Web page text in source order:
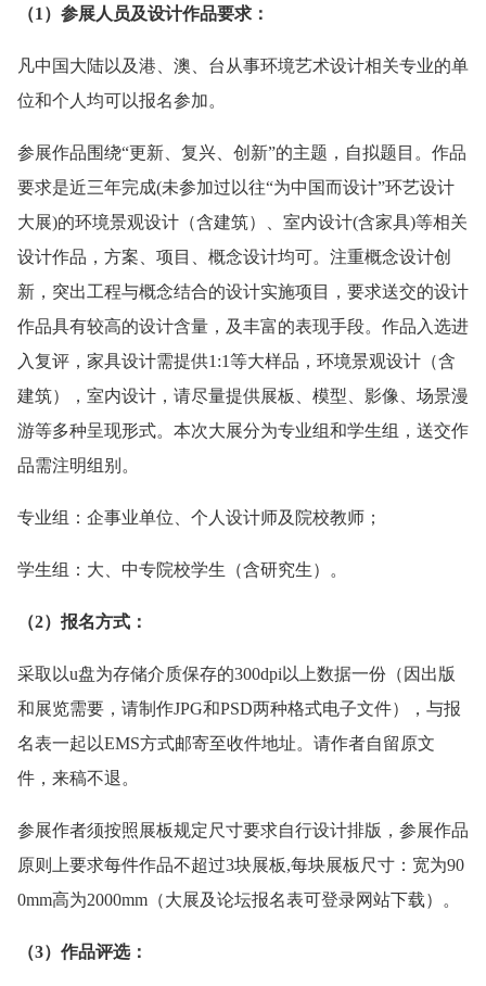
（1）参展人员及设计作品要求：
凡中国大陆以及港、澳、台从事环境艺术设计相关专业的单
位和个人均可以报名参加。
参展作品围绕“更新、复兴、创新”的主题，自拟题目。作品
要求是近三年完成(未参加过以往“为中国而设计”环艺设计
大展)的环境景观设计（含建筑）、室内设计(含家具)等相关
设计作品，方案、项目、概念设计均可。注重概念设计创
新，突出工程与概念结合的设计实施项目，要求送交的设计
作品具有较高的设计含量，及丰富的表现手段。作品入选进
入复评，家具设计需提供1:1等大样品，环境景观设计（含
建筑），室内设计，请尽量提供展板、模型、影像、场景漫
游等多种呈现形式。本次大展分为专业组和学生组，送交作
品需注明组别。
专业组：企事业单位、个人设计师及院校教师；
学生组：大、中专院校学生（含研究生）。
（2）报名方式：
采取以u盘为存储介质保存的300dpi以上数据一份（因出版
和展览需要，请制作JPG和PSD两种格式电子文件），与报
名表一起以EMS方式邮寄至收件地址。请作者自留原文
件，来稿不退。
参展作者须按照展板规定尺寸要求自行设计排版，参展作品
原则上要求每件作品不超过3块展板,每块展板尺寸：宽为90
0mm高为2000mm（大展及论坛报名表可登录网站下载）。
（3）作品评选：